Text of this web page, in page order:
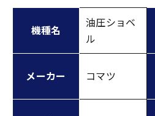
機種名
油圧ショベ
ル
メーカー コマツ